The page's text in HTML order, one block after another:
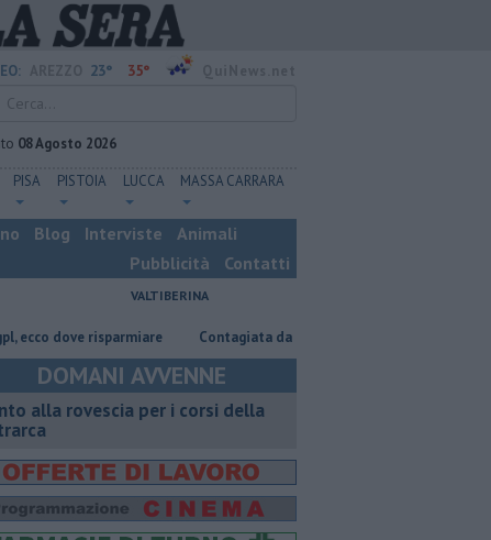
23° 35°
08 Agosto 2026
PISA PISTOIA LUCCA MASSA CARRARA
Blog Interviste
Animali
Pubblicità
Contatti
VALTIBERINA
dove risparmiare Contagiata da legionella, non ce l'ha fatta
DOMANI AVVENNE
alla rovescia per i corsi della